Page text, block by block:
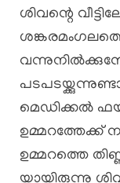
ശിവന്റെ
മെഡിക്കൽ
ഉമ്മറത്തേക്ക്
​ഉമ്മറത്തെ
യായിരുന്നു